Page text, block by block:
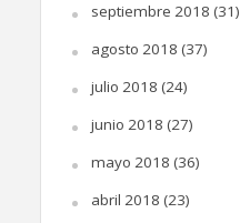
septiembre 2018 (31)
agosto 2018 (37)
julio 2018 (24)
junio 2018 (27)
mayo 2018 (36)
abril 2018 (23)